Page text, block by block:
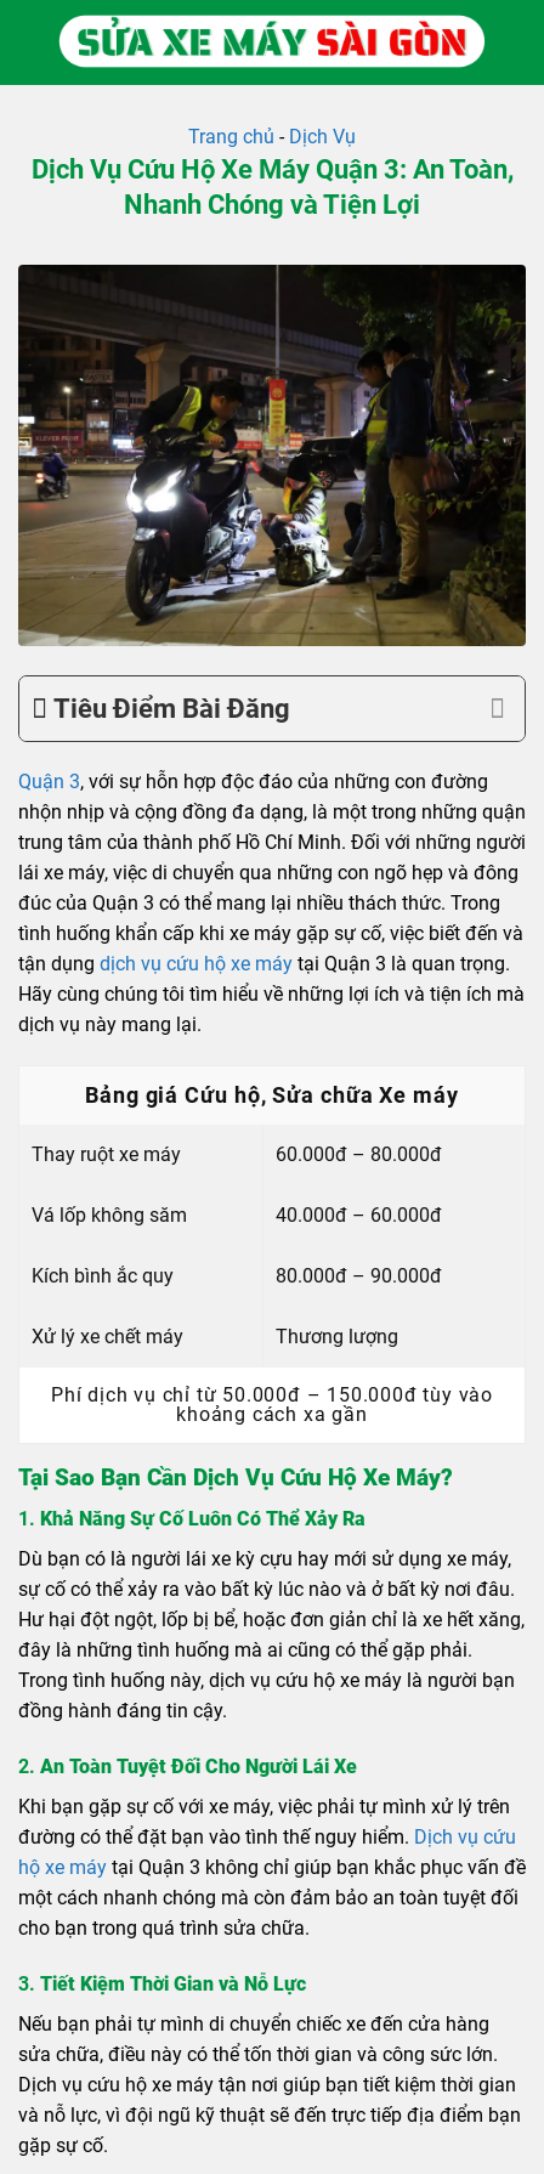
Trang chủ - Dịch Vụ
Dịch Vụ Cứu Hộ Xe Máy Quận 3: An Toàn,
Nhanh Chóng và Tiện Lợi
Tiêu Điểm Bài Đăng
Quận 3, với sự hỗn hợp độc đáo của những con đường
nhộn nhịp và cộng đồng đa dạng, là một trong những quận
trung tâm của thành phố Hồ Chí Minh. Đối với những người
lái xe máy, việc di chuyển qua những con ngõ hẹp và đông
đúc của Quận 3 có thể mang lại nhiều thách thức. Trong
tình huống khẩn cấp khi xe máy gặp sự cố, việc biết đến và
tận dụng dịch vụ cứu hộ xe máy tại Quận 3 là quan trọng.
Hãy cùng chúng tôi tìm hiểu về những lợi ích và tiện ích mà
dịch vụ này mang lại.
Bảng giá Cứu hộ, Sửa chữa Xe máy
Thay ruột xe máy 60.000đ – 80.000đ
Vá lốp không săm 40.000đ – 60.000đ
Kích bình ắc quy 80.000đ – 90.000đ
Xử lý xe chết máy Thương lượng
Phí dịch vụ chỉ từ 50.000đ – 150.000đ tùy vào
khoảng cách xa gần
Tại Sao Bạn Cần Dịch Vụ Cứu Hộ Xe Máy?
1. Khả Năng Sự Cố Luôn Có Thể Xảy Ra
Dù bạn có là người lái xe kỳ cựu hay mới sử dụng xe máy,
sự cố có thể xảy ra vào bất kỳ lúc nào và ở bất kỳ nơi đâu.
Hư hại đột ngột, lốp bị bể, hoặc đơn giản chỉ là xe hết xăng,
đây là những tình huống mà ai cũng có thể gặp phải.
Trong tình huống này, dịch vụ cứu hộ xe máy là người bạn
đồng hành đáng tin cậy.
2. An Toàn Tuyệt Đối Cho Người Lái Xe
Khi bạn gặp sự cố với xe máy, việc phải tự mình xử lý trên
đường có thể đặt bạn vào tình thế nguy hiểm. Dịch vụ cứu
hộ xe máy tại Quận 3 không chỉ giúp bạn khắc phục vấn đề
một cách nhanh chóng mà còn đảm bảo an toàn tuyệt đối
cho bạn trong quá trình sửa chữa.
3. Tiết Kiệm Thời Gian và Nỗ Lực
Nếu bạn phải tự mình di chuyển chiếc xe đến cửa hàng
sửa chữa, điều này có thể tốn thời gian và công sức lớn.
Dịch vụ cứu hộ xe máy tận nơi giúp bạn tiết kiệm thời gian
và nỗ lực, vì đội ngũ kỹ thuật sẽ đến trực tiếp địa điểm bạn
gặp sự cố.